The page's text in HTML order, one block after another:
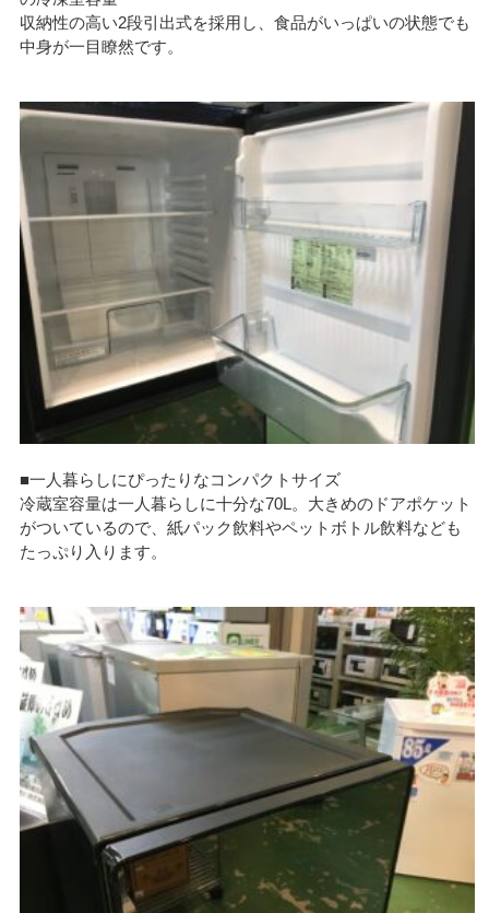
収納性の高い2段引出式を採用し、食品がいっぱいの状態でも
中身が一目瞭然です。
■一人暮らしにぴったりなコンパクトサイズ
冷蔵室容量は一人暮らしに十分な70L。大きめのドアポケット
がついているので、紙パック飲料やペットボトル飲料なども
たっぷり入ります。